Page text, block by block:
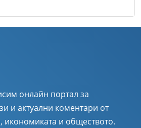
онлайн портал за
и актуални коментари от
икономиката и обществото.